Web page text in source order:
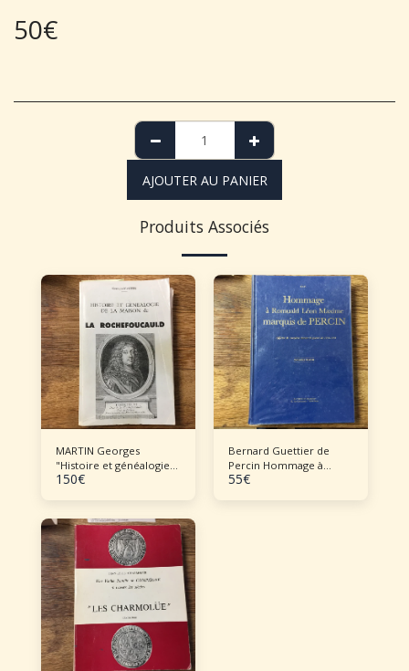
50€
AJOUTER AU PANIER
Produits Associés
MARTIN Georges
"Histoire et généalogie
de la maison de La
150€
Bernard Guettier de
Percin Hommage à
Romuald Léon Maxime
55€